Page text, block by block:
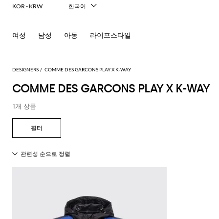
DESIGNERS COMME DES GARCONS PLAY X K-WAY
COMME DES GARCONS PLAY X K-WAY
1개 상품
여성 남성 아동 라이프스타일
KOR - KRW
한국어
Français
中文
Русский